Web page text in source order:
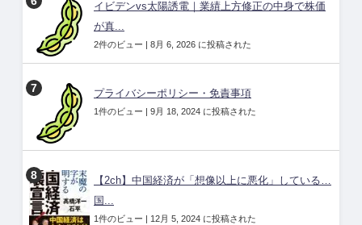
イビデンvs太陽誘電｜業績上方修正の中身で株価
が真...
2件のビュー | 8月 6, 2026 に投稿された
プライバシーポリシー・免責事項
1件のビュー | 9月 18, 2024 に投稿された
【2ch】中国経済が「想像以上に悪化」している…
国...
1件のビュー | 12月 5, 2024 に投稿された